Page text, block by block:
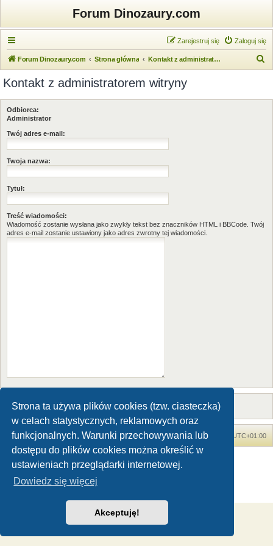
Strona ta używa plików cookies (tzw. ciasteczka)
w celach statystycznych, reklamowych oraz
funkcjonalnych. Warunki przechowywania lub
dostępu do plików cookies można określić w
ustawieniach przeglądarki internetowej.
Dowiedz się więcej
Akceptuję!
Forum Dinozaury.com
Zaloguj się
Zarejestruj się
Forum Dinozaury.com Strona główna Kontakt z administratorem witryny
k
Kontakt z administratorem witryny
Odbiorca:
Administrator
Twój adres e-mail:
Twoja nazwa:
Tytuł:
Treść wiadomości:
Wiadomość zostanie wysłana jako zwykły tekst bez znaczników HTML i BBCode. Twój
adres e-mail zostanie ustawiony jako adres zwrotny tej wiadomości.
Forum Dinozaury.com Strona główna Strefa czasowa UTC+01:00
Technologię dostarczaphpBB® Forum Software © phpBB Limited
Polski pakiet językowy dostarcza